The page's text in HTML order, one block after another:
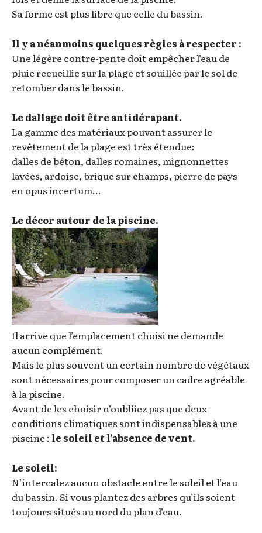
Sa forme est plus libre que celle du bassin.
Il y a néanmoins quelques règles à respecter :
Une légère contre-pente doit empêcher l’eau de
pluie recueillie sur la plage et souillée par le sol de
retomber dans le bassin.
Le dallage doit être antidérapant.
La gamme des matériaux pouvant assurer le
revêtement de la plage est très étendue:
dalles de béton, dalles romaines, mignonnettes
lavées, ardoise, brique sur champs, pierre de pays
en opus incertum…
Le décor autour de la piscine.
Il arrive que l’emplacement choisi ne demande
aucun complément.
Mais le plus souvent un certain nombre de végétaux
sont nécessaires pour composer un cadre agréable
à la piscine.
Avant de les choisir n’oubliiez pas que deux
conditions climatiques sont indispensables à une
piscine : le soleil et l’absence de vent.
Le soleil:
N’intercalez aucun obstacle entre le soleil et l’eau
du bassin. Si vous plantez des arbres qu’ils soient
toujours situés au nord du plan d’eau.